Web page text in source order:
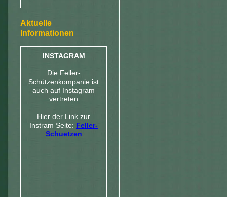
Aktuelle
Informationen
INSTAGRAM
Die Feller-
Schützenkompanie ist
auch auf Instagram
vertreten
Hier der Link zur
Instram Seite: Feller-
Schuetzen